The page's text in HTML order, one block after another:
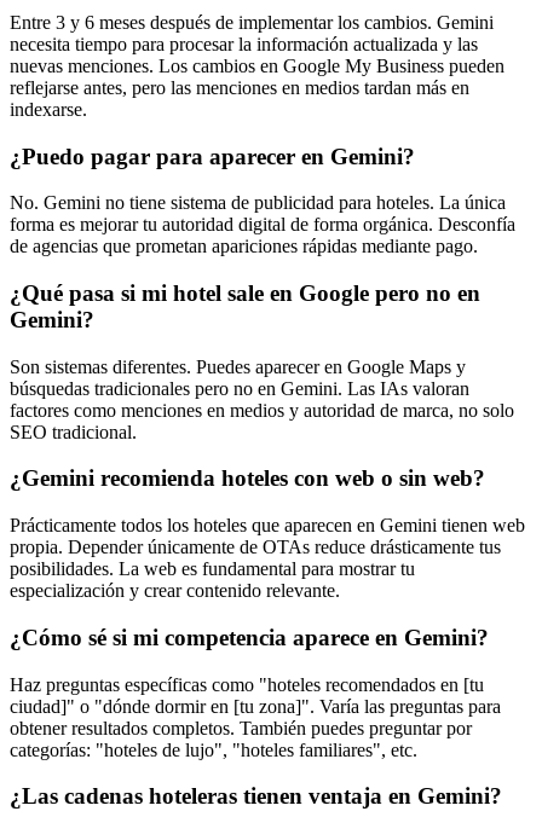
Entre 3 y 6 meses después de implementar los cambios. Gemini
necesita tiempo para procesar la información actualizada y las
nuevas menciones. Los cambios en Google My Business pueden
reflejarse antes, pero las menciones en medios tardan más en
indexarse.
¿Puedo pagar para aparecer en Gemini?
No. Gemini no tiene sistema de publicidad para hoteles. La única
forma es mejorar tu autoridad digital de forma orgánica. Desconfía
de agencias que prometan apariciones rápidas mediante pago.
¿Qué pasa si mi hotel sale en Google pero no en
Gemini?
Son sistemas diferentes. Puedes aparecer en Google Maps y
búsquedas tradicionales pero no en Gemini. Las IAs valoran
factores como menciones en medios y autoridad de marca, no solo
SEO tradicional.
¿Gemini recomienda hoteles con web o sin web?
Prácticamente todos los hoteles que aparecen en Gemini tienen web
propia. Depender únicamente de OTAs reduce drásticamente tus
posibilidades. La web es fundamental para mostrar tu
especialización y crear contenido relevante.
¿Cómo sé si mi competencia aparece en Gemini?
Haz preguntas específicas como "hoteles recomendados en [tu
ciudad]" o "dónde dormir en [tu zona]". Varía las preguntas para
obtener resultados completos. También puedes preguntar por
categorías: "hoteles de lujo", "hoteles familiares", etc.
¿Las cadenas hoteleras tienen ventaja en Gemini?